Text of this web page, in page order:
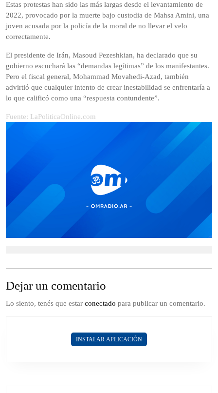
Estas protestas han sido las más largas desde el levantamiento de
2022, provocado por la muerte bajo custodia de Mahsa Amini, una
joven acusada por la policía de la moral de no llevar el velo
correctamente.
El presidente de Irán, Masoud Pezeshkian, ha declarado que su
gobierno escuchará las “demandas legítimas” de los manifestantes.
Pero el fiscal general, Mohammad Movahedi-Azad, también
advirtió que cualquier intento de crear inestabilidad se enfrentaría a
lo que calificó como una “respuesta contundente”.
Fuente: LaPoliticaOnline.com
Dejar un comentario
Lo siento, tenés que estar conectado para publicar un comentario.
INSTALAR APLICACIÓN